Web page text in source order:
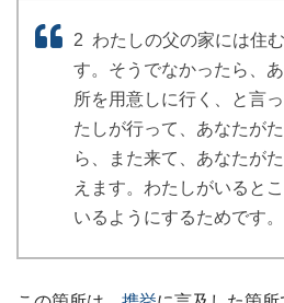
2 わたしの父の家には住
す。そうでなかったら、
所を用意しに行く、と言
たしが行って、あなたが
ら、また来て、あなたが
えます。わたしがいると
いるようにするためです。